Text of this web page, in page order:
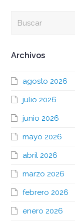
Archivos
agosto 2026
julio 2026
junio 2026
mayo 2026
abril 2026
marzo 2026
febrero 2026
enero 2026